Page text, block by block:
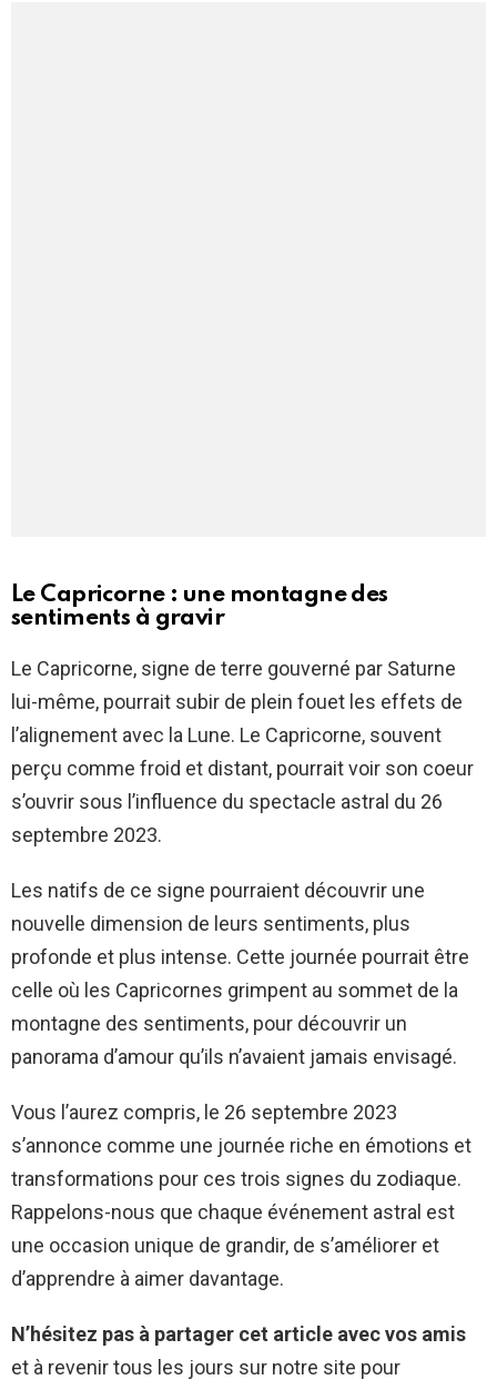
Le Capricorne : une montagne des
sentiments à gravir
Le Capricorne, signe de terre gouverné par Saturne
lui-même, pourrait subir de plein fouet les effets de
l’alignement avec la Lune. Le Capricorne, souvent
perçu comme froid et distant, pourrait voir son coeur
s’ouvrir sous l’influence du spectacle astral du 26
septembre 2023.
Les natifs de ce signe pourraient découvrir une
nouvelle dimension de leurs sentiments, plus
profonde et plus intense. Cette journée pourrait être
celle où les Capricornes grimpent au sommet de la
montagne des sentiments, pour découvrir un
panorama d’amour qu’ils n’avaient jamais envisagé.
Vous l’aurez compris, le 26 septembre 2023
s’annonce comme une journée riche en émotions et
transformations pour ces trois signes du zodiaque.
Rappelons-nous que chaque événement astral est
une occasion unique de grandir, de s’améliorer et
d’apprendre à aimer davantage.
N’hésitez pas à partager cet article avec vos amis
et à revenir tous les jours sur notre site pour